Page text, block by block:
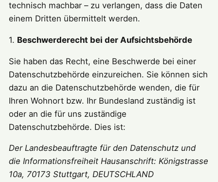
technisch machbar – zu verlangen, dass die Daten
einem Dritten übermittelt werden.
1. Beschwerderecht bei der Aufsichtsbehörde
Sie haben das Recht, eine Beschwerde bei einer
Datenschutzbehörde einzureichen. Sie können sich
dazu an die Datenschutzbehörde wenden, die für
Ihren Wohnort bzw. Ihr Bundesland zuständig ist
oder an die für uns zuständige
Datenschutzbehörde. Dies ist:
Der Landesbeauftragte für den Datenschutz und
die Informationsfreiheit Hausanschrift: Königstrasse
10a, 70173 Stuttgart, DEUTSCHLAND